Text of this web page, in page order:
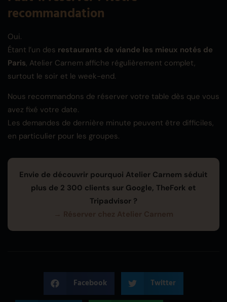
recommandation
Oui.
Étant l’un des restaurants de viande les mieux notés de
Paris, Atelier Carnem affiche régulièrement complet,
surtout le soir et le week-end.
Nous recommandons de réserver votre table dès que vous
avez fixé votre date.
Les demandes de dernière minute peuvent être difficiles,
en particulier pour les groupes.
Envie de découvrir pourquoi Atelier Carnem séduit
plus de 2 300 clients sur Google, TheFork et
Tripadvisor ?
Facebook Twitter